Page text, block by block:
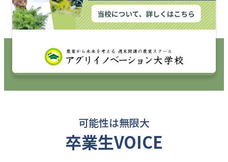
可能性は無限大
卒業生VOICE